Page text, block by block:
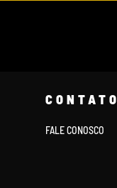
CONTATO
FALE CONOSCO